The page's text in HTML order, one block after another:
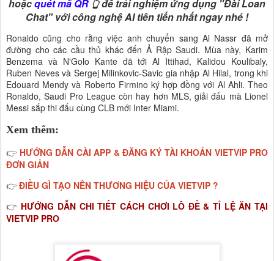
hoặcquét mã QR 👆 để trải nghiệm ứng dụng "Đài Loan
Chat" với công nghệ AI tiên tiến nhất ngay nhé !
Ronaldo cũng cho rằng việc anh chuyển sang Al Nassr đã mở
đường cho các cầu thủ khác đến Ả Rập Saudi. Mùa này, Karim
Benzema và N'Golo Kante đã tới Al Ittihad, Kalidou Koulibaly,
Ruben Neves và Sergej Milinkovic-Savic gia nhập Al Hilal, trong khi
Edouard Mendy và Roberto Firmino ký hợp đồng với Al Ahli. Theo
Ronaldo, Saudi Pro League còn hay hơn MLS, giải đấu mà Lionel
Messi sắp thi đấu cùng CLB mới Inter Miami.
Xem thêm:
👉 HƯỚNG DẪN CÀI APP & ĐĂNG KÝ TÀI KHOẢN VIETVIP PRO
ĐƠN GIẢN
👉 ĐIỀU GÌ TẠO NÊN THƯƠNG HIỆU CỦA VIETVIP ?
👉 HƯỚNG DẪN CHI TIẾT CÁCH CHƠI LÔ ĐỀ & TỈ LỆ ĂN TẠI
VIETVIP PRO